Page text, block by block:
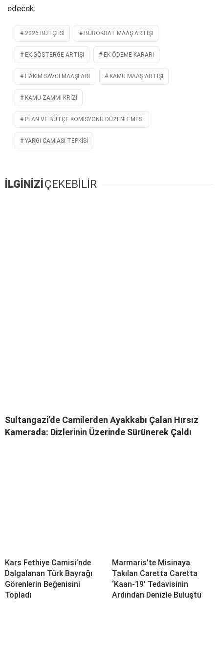
edecek.
2026 BÜTÇESI BÜROKRAT MAAŞ ARTIŞI
EK GÖSTERGE ARTIŞI EK ÖDEME KARARI
HÂKIM SAVCI MAAŞLARI KAMU MAAŞ ARTIŞI
KAMU ZAMMI KRIZI
PLAN VE BÜTÇE KOMISYONU DÜZENLEMESI
YARGI CAMIASI TEPKISI
İLGİNİZİÇEKEBİLİR
Sultangazi’de Camilerden Ayakkabı Çalan Hırsız
Kamerada: Dizlerinin Üzerinde Sürünerek Çaldı
Kars Fethiye Camisi’nde
Dalgalanan Türk Bayrağı
Görenlerin Beğenisini
Topladı
Marmaris’te Misinaya
Takılan Caretta Caretta
‘Kaan-19’ Tedavisinin
Ardından Denizle Buluştu